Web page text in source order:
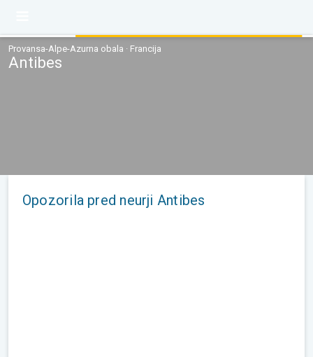
Provansa-Alpe-Azurna obala · Francija
Antibes
Opozorila pred neurji Antibes